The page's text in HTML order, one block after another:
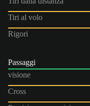
Tiri al volo
Rigori
Passaggi
visione
Cross